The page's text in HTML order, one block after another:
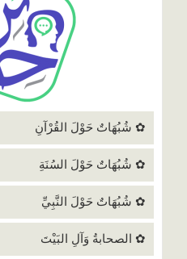
✿ شُبُهَاتٌ حَوْلَ القُرْآنِ
✿ شُبُهَاتٌ حَوْلَ السُنَةِ
✿ شُبُهَاتٌ حَوْلَ النَّبِيِّ
✿ الصحابةُ وَآلِ البَيْتَ